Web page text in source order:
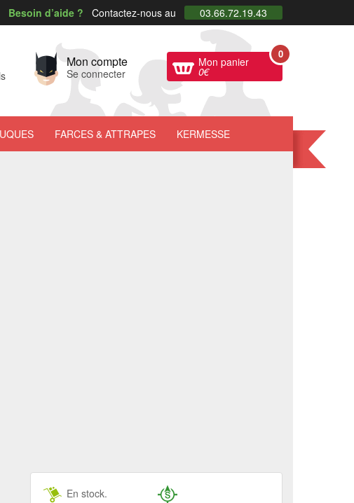
Besoin d’aide ? Contactez-nous au 03.66.72.19.43
Mon compte
Se connecter
Mon panier
0€
0
FARCES & ATTRAPES KERMESSE
En stock.